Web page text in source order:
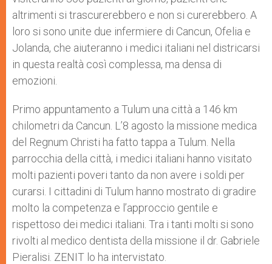
altrimenti si trascurerebbero e non si curerebbero. A
loro si sono unite due infermiere di Cancun, Ofelia e
Jolanda, che aiuteranno i medici italiani nel districarsi
in questa realtà così complessa, ma densa di
emozioni.
Primo appuntamento a Tulum una città a 146 km
chilometri da Cancun. L’8 agosto la missione medica
del Regnum Christi ha fatto tappa a Tulum. Nella
parrocchia della città, i medici italiani hanno visitato
molti pazienti poveri tanto da non avere i soldi per
curarsi. I cittadini di Tulum hanno mostrato di gradire
molto la competenza e l’approccio gentile e
rispettoso dei medici italiani. Tra i tanti molti si sono
rivolti al medico dentista della missione il dr. Gabriele
Pieralisi. ZENIT lo ha intervistato.